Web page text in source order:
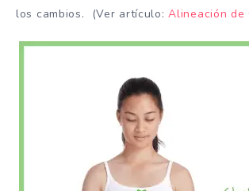
los cambios. (Ver artículo: Alineación de